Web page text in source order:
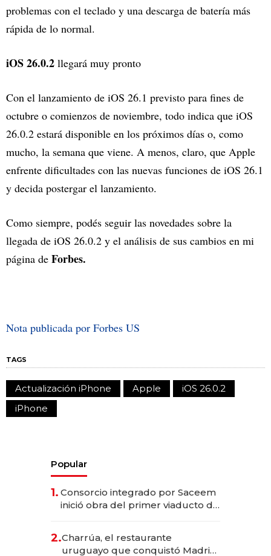
problemas con el teclado y una descarga de batería más
rápida de lo normal.
iOS 26.0.2 llegará muy pronto
Con el lanzamiento de iOS 26.1 previsto para fines de
octubre o comienzos de noviembre, todo indica que iOS
26.0.2 estará disponible en los próximos días o, como
mucho, la semana que viene. A menos, claro, que Apple
enfrente dificultades con las nuevas funciones de iOS 26.1
y decida postergar el lanzamiento.
Como siempre, podés seguir las novedades sobre la
llegada de iOS 26.0.2 y el análisis de sus cambios en mi
página de Forbes.
Nota publicada por Forbes US
TAGS
Actualización iPhone Apple
iOS 26.0.2
iPhone
Popular
1. Consorcio integrado por Saceem
inició obra del primer viaducto de
millones
2.Charrúa, el restaurante
uruguayo que conquistó Madrid: